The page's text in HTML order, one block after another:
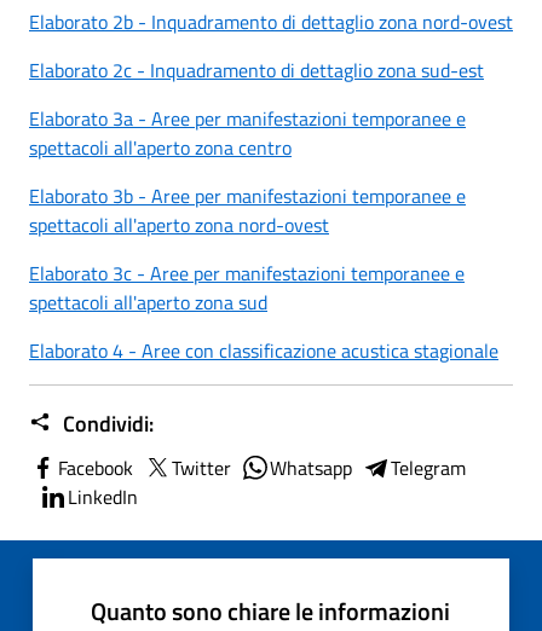
Elaborato 2b - Inquadramento di dettaglio zona nord-ovest
Elaborato 2c - Inquadramento di dettaglio zona sud-est
Elaborato 3a - Aree per manifestazioni temporanee e
spettacoli all'aperto zona centro
Elaborato 3b - Aree per manifestazioni temporanee e
spettacoli all'aperto zona nord-ovest
Elaborato 3c - Aree per manifestazioni temporanee e
spettacoli all'aperto zona sud
Elaborato 4 - Aree con classificazione acustica stagionale
Condividi:
Facebook Twitter Whatsapp
Telegram
LinkedIn
Quanto sono chiare le informazioni